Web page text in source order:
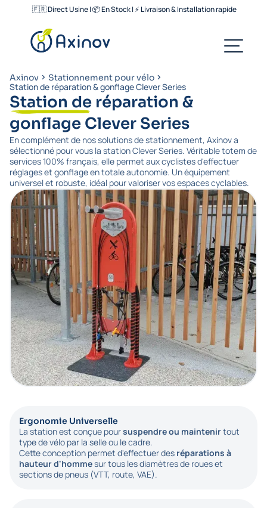
🇫🇷 Direct Usine | 📦 En Stock | ⚡ Livraison & Installation rapide
Ergonomie Universelle
La station est conçue poursuspendre ou maintenirtout
type de vélo par la selle ou le cadre.
Cette conception permet d'effectuer des réparations à
hauteur d'hommesur tous les diamètres de roues et
sections de pneus (VTT, route, VAE).
Axinov Stationnement pour vélo
Station de réparation & gonflage Clever Series
Station de réparation &
gonflage Clever Series
En complément de nos solutions de stationnement, Axinov a
sélectionné pour vous la station Clever Series. Véritable totem de
services 100% français, elle permet aux cyclistes d'effectuer
réglages et gonflage en totale autonomie. Un équipement
universel et robuste, idéal pour valoriser vos espaces cyclables.